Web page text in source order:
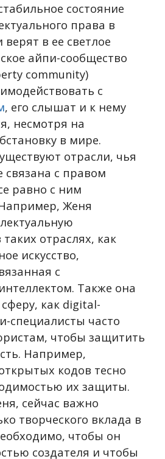
состояние
права в
в ее светлое
айпи-сообщество
community)
с
, его слышат и к нему
несмотря на
в мире.
отрасли, чья
связана с правом
равно с ним
Женя
таких отраслях, как
искусство,
с
Также она
как digital-
специалисты часто
чтобы защитить
Например,
кодов тесно
их защиты.
сейчас важно
творческого вклада в
чтобы он
создателя и чтобы